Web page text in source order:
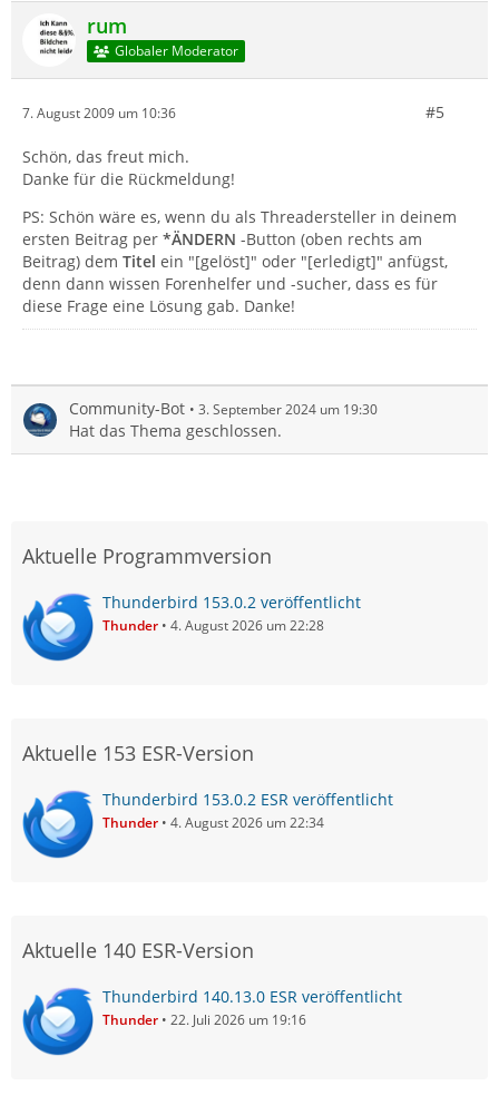
rum
Globaler Moderator
7. August 2009 um 10:36 #5
Schön, das freut mich.
Danke für die Rückmeldung!
PS: Schön wäre es, wenn du als Threadersteller in deinem
ersten Beitrag per *ÄNDERN -Button (oben rechts am
Beitrag) dem Titel ein "[gelöst]" oder "[erledigt]" anfügst,
denn dann wissen Forenhelfer und -sucher, dass es für
diese Frage eine Lösung gab. Danke!
Community-Bot 3. September 2024 um 19:30
Hat das Thema geschlossen.
Aktuelle Programmversion
Thunderbird 153.0.2 veröffentlicht
Thunder 4. August 2026 um 22:28
Aktuelle 153 ESR-Version
Thunderbird 153.0.2 ESR veröffentlicht
Thunder 4. August 2026 um 22:34
Aktuelle 140 ESR-Version
Thunderbird 140.13.0 ESR veröffentlicht
Thunder 22. Juli 2026 um 19:16